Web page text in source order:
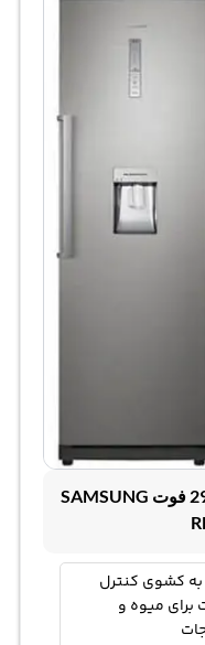
یخچال دوقلو سامسونگ آبریز دار 29 فوت SAMSUNG
کشوی کنترل
برای میوه و